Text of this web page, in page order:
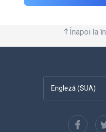
Înapoi la
Engleză (SUA)